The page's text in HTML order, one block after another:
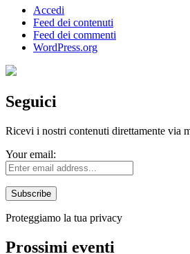
Accedi
Feed dei contenuti
Feed dei commenti
WordPress.org
Seguici
Ricevi i nostri contenuti direttamente via
Your email:
Proteggiamo la tua privacy
Prossimi eventi